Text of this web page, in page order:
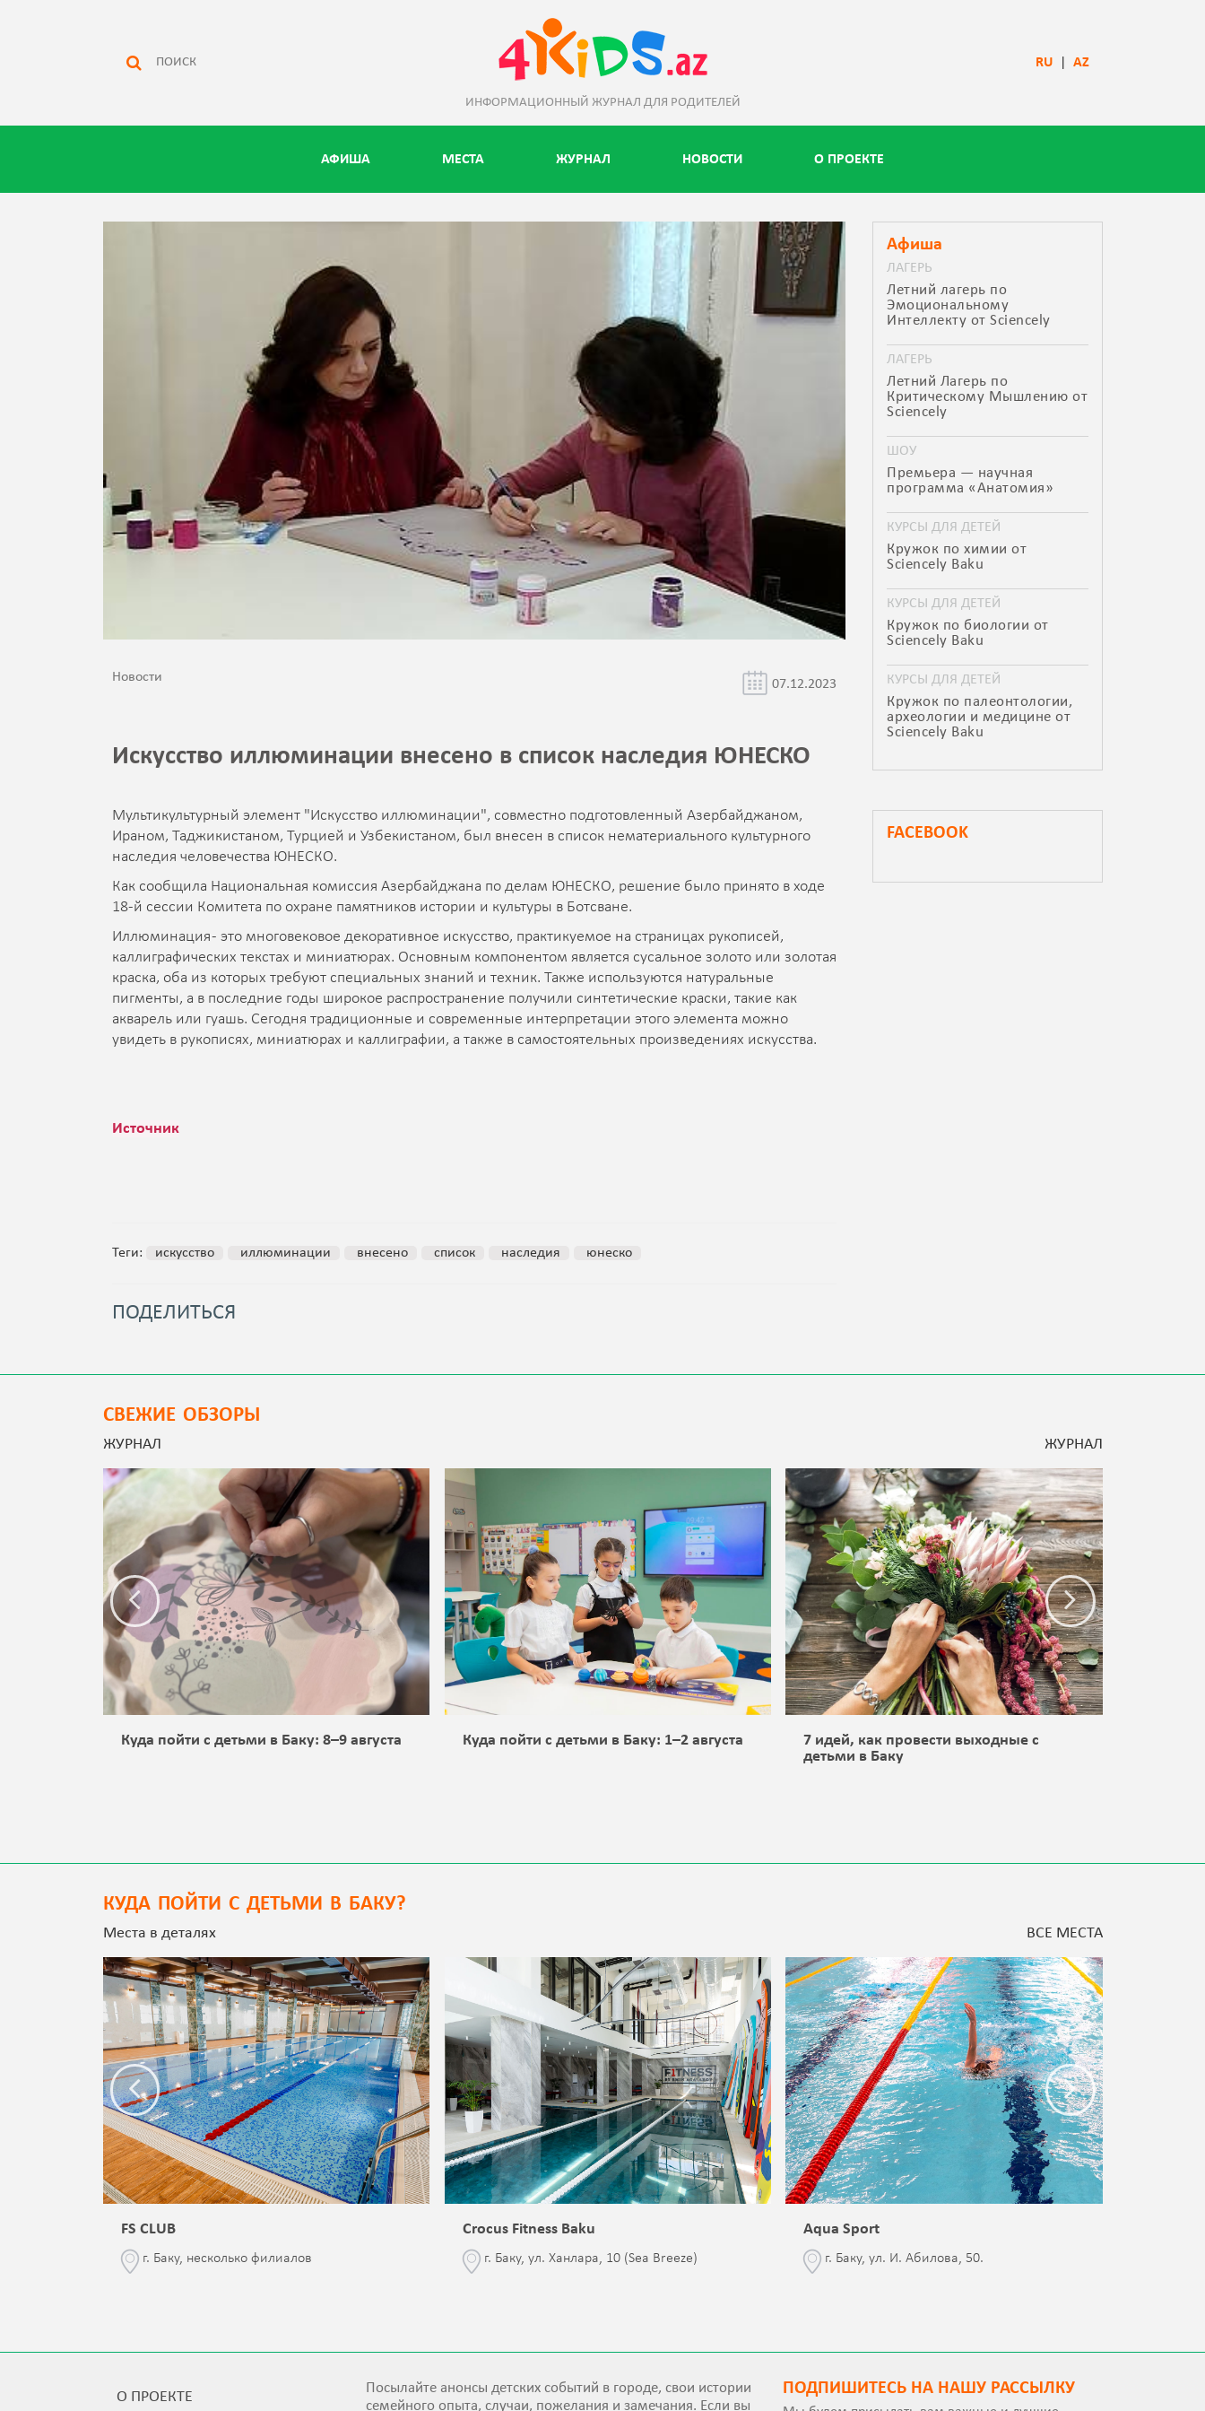
ИНФОРМАЦИОННЫЙ ЖУРНАЛ ДЛЯ РОДИТЕЛЕЙ
RU| AZ
АФИША МЕСТА ЖУРНАЛ НОВОСТИ О ПРОЕКТЕ
Новости 07.12.2023
Искусство иллюминации внесено в список наследия ЮНЕСКО
Мультикультурный элемент "Искусство иллюминации", совместно подготовленный Азербайджаном,
Ираном, Таджикистаном, Турцией и Узбекистаном, был внесен в список нематериального культурного
наследия человечества ЮНЕСКО.
Как сообщила Национальная комиссия Азербайджана по делам ЮНЕСКО, решение было принято в ходе
18-й сессии Комитета по охране памятников истории и культуры в Ботсване.
Иллюминация - это многовековое декоративное искусство, практикуемое на страницах рукописей,
каллиграфических текстах и миниатюрах. Основным компонентом является сусальное золото или золотая
краска, оба из которых требуют специальных знаний и техник. Также используются натуральные
пигменты, а в последние годы широкое распространение получили синтетические краски, такие как
акварель или гуашь. Сегодня традиционные и современные интерпретации этого элемента можно
увидеть в рукописях, миниатюрах и каллиграфии, а также в самостоятельных произведениях искусства.
Источник
Теги: искусство иллюминации внесено список наследия юнеско
ПОДЕЛИТЬСЯ
Афиша
ЛАГЕРЬ
Летний лагерь по
Эмоциональному
Интеллекту от Sciencely
ЛАГЕРЬ
Летний Лагерь по
Критическому Мышлению от
Sciencely
ШОУ
Премьера — научная
программа «Анатомия»
КУРСЫ ДЛЯ ДЕТЕЙ
Кружок по химии от
Sciencely Baku
КУРСЫ ДЛЯ ДЕТЕЙ
Кружок по биологии от
Sciencely Baku
КУРСЫ ДЛЯ ДЕТЕЙ
Кружок по палеонтологии,
археологии и медицине от
Sciencely Baku
FACEBOOK
СВЕЖИЕ ОБЗОРЫ
ЖУРНАЛ ЖУРНАЛ
Куда пойти с детьми в Баку: 8–9 августа Куда пойти с детьми в Баку: 1–2 августа
7 идей, как провести выходные с
детьми в Баку
КУДА ПОЙТИ С ДЕТЬМИ В БАКУ?
Места в деталях ВСЕ МЕСТА
FS CLUB
г. Баку, несколько филиалов
Crocus Fitness Baku
г. Баку, ул. Ханлара, 10 (Sea Breeze)
Aqua Sport
г. Баку, ул. И. Абилова, 50.
О ПРОЕКТЕ
Посылайте анонсы детских событий в городе, свои истории
семейного опыта, случаи, пожелания и замечания. Если вы
ПОДПИШИТEСЬ НА НАШУ РАССЫЛКУ